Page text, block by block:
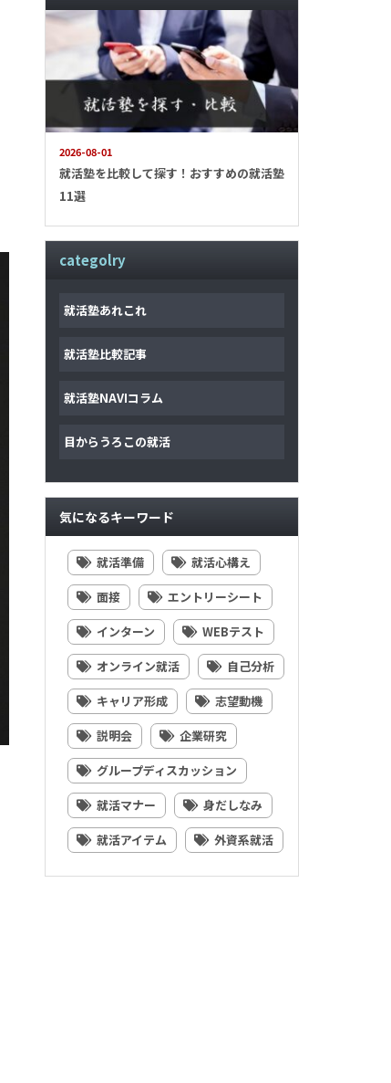
2026-08-01
就活塾を比較して探す！おすすめの就活塾
11選
categolry
就活塾あれこれ
就活塾比較記事
就活塾NAVIコラム
目からうろこの就活
気になるキーワード
就活準備
就活心構え
面接
エントリーシート
インターン
WEBテスト
オンライン就活
自己分析
キャリア形成
志望動機
説明会
企業研究
グループディスカッション
就活マナー
身だしなみ
就活アイテム
外資系就活